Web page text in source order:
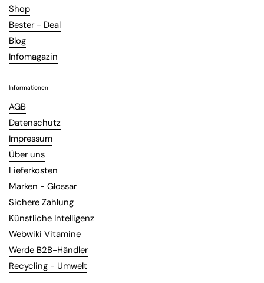
Shop
Bester - Deal
Blog
Infomagazin
Informationen
AGB
Datenschutz
Impressum
Über uns
Lieferkosten
Marken - Glossar
Sichere Zahlung
Künstliche Intelligenz
Webwiki Vitamine
Werde B2B-Händler
Recycling - Umwelt